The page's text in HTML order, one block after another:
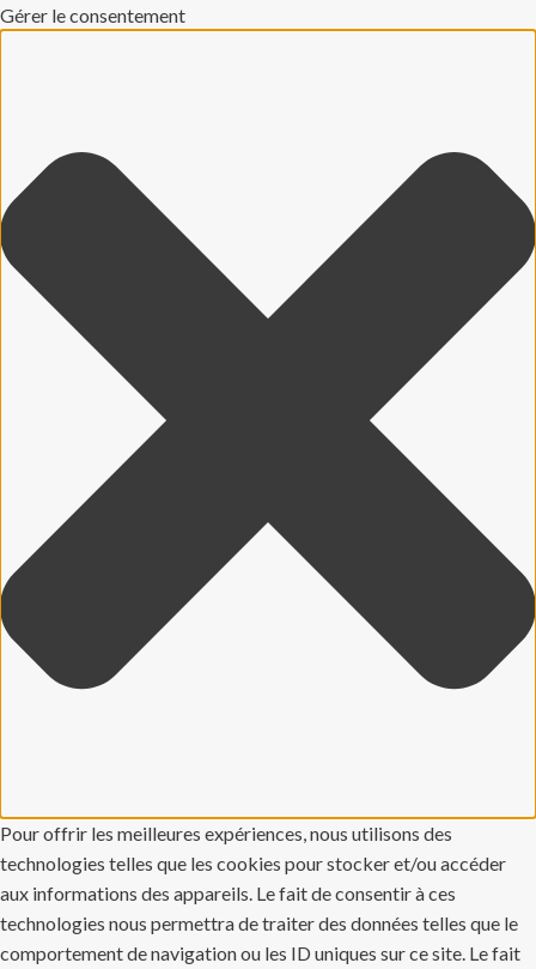
Gérer le consentement
Pour offrir les meilleures expériences, nous utilisons des
technologies telles que les cookies pour stocker et/ou accéder
aux informations des appareils. Le fait de consentir à ces
technologies nous permettra de traiter des données telles que le
comportement de navigation ou les ID uniques sur ce site. Le fait